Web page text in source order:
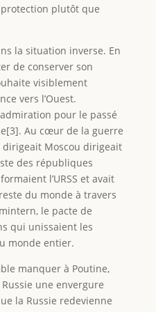
plutôt que
la situation inverse. En
de conserver son
visiblement
vers l’Ouest.
pour le passé
Au cœur de la guerre
Moscou dirigeait
des républiques
l’URSS et avait
du monde à travers
le pacte de
qui unissaient les
monde entier.
manquer à Poutine,
une envergure
la Russie redevienne